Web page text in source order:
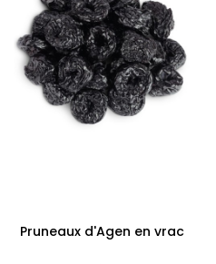
Pruneaux d'Agen en vrac